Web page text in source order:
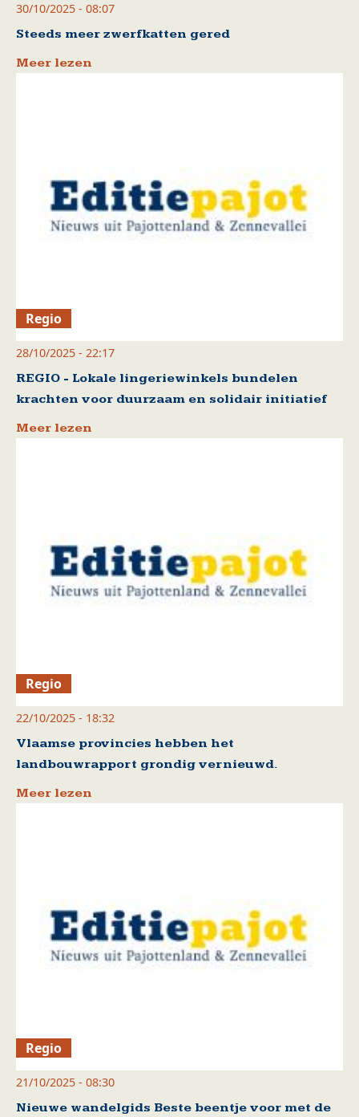
30/10/2025 - 08:07
Steeds meer zwerfkatten gered
Meer lezen
Regio
28/10/2025 - 22:17
REGIO - Lokale lingeriewinkels bundelen
krachten voor duurzaam en solidair initiatief
Meer lezen
Regio
22/10/2025 - 18:32
Vlaamse provincies hebben het
landbouwrapport grondig vernieuwd.
Meer lezen
Regio
21/10/2025 - 08:30
Nieuwe wandelgids Beste beentje voor met de